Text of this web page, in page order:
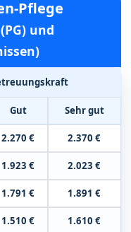
Pflege
und
Gut Sehr gut
2.270 € 2.370 €
1.923 € 2.023 €
1.791 € 1.891 €
1.510 € 1.610 €